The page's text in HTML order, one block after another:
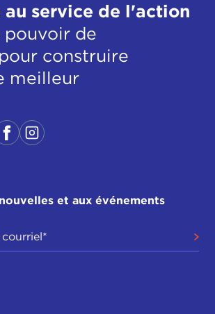
au service de l'action
pouvoir de
construire
meilleur
et aux événements